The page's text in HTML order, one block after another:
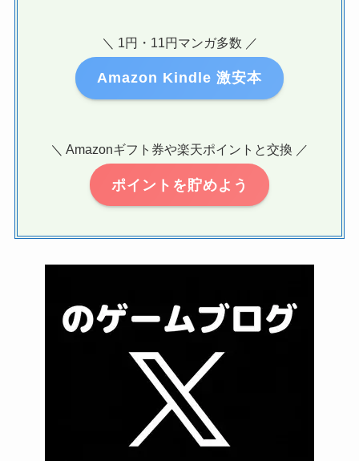
＼ 1円・11円マンガ多数 ／
Amazon Kindle 激安本
＼ Amazonギフト券や楽天ポイントと交換 ／
ポイントを貯めよう